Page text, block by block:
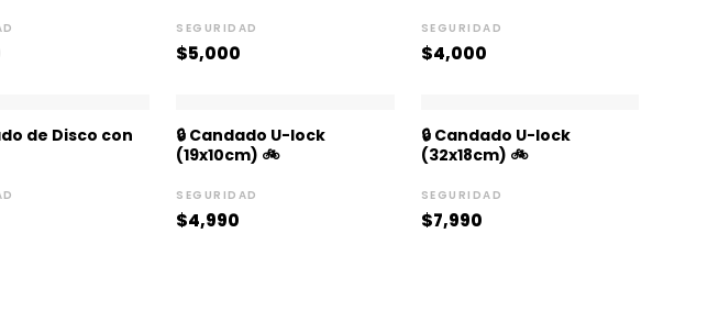
SEGURIDAD
$5,000
SEGURIDAD
$4,000
de Disco con
🔒 Candado U-lock
(19x10cm) 🚲
SEGURIDAD
$4,990
🔒 Candado U-lock
(32x18cm) 🚲
SEGURIDAD
$7,990